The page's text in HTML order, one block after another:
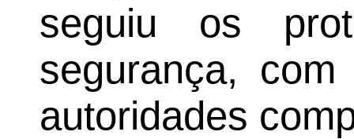
seguiu os
segurança,
autoridades